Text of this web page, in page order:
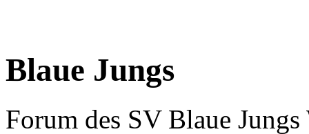
Blaue Jungs
Forum des SV Blaue